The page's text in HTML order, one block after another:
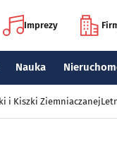
Imprezy
Nauka
i Kiszki Ziemniaczanej